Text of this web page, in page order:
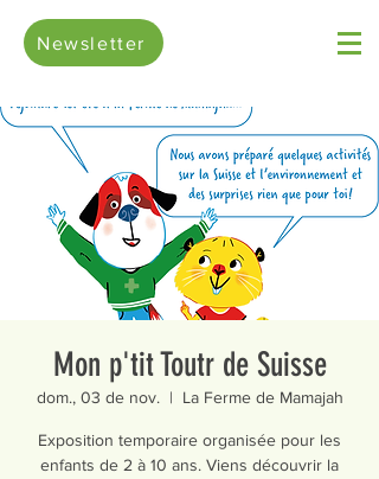
Newsletter
Mon p'tit Toutr de Suisse
dom., 03 de nov.
  |
La Ferme de Mamajah
Exposition temporaire organisée pour les
enfants de 2 à 10 ans. Viens découvrir la